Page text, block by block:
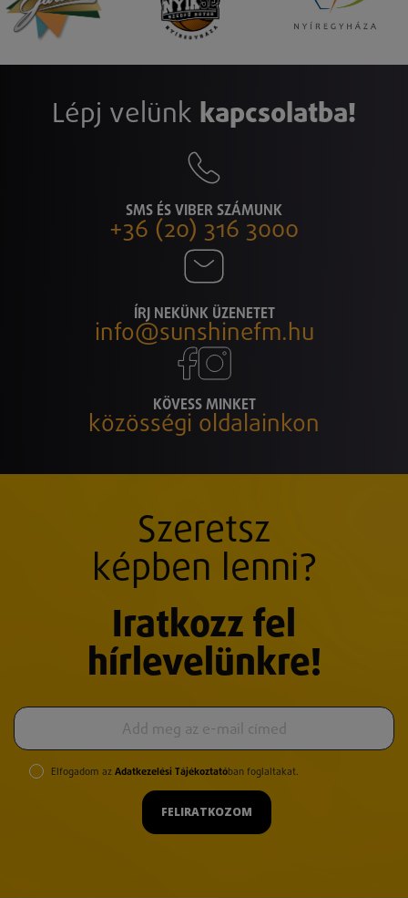
Lépj velünk kapcsolatba!
SMS ÉS VIBER SZÁMUNK
+36 (20) 316 3000
ÍRJ NEKÜNK ÜZENETET
info@sunshinefm.hu
KÖVESS MINKET
közösségi oldalainkon
Szeretsz
képben lenni?
Iratkozz fel
hírlevelünkre!
Elfogadom az Adatkezelési Tájékoztatóban foglaltakat.
FELIRATKOZOM